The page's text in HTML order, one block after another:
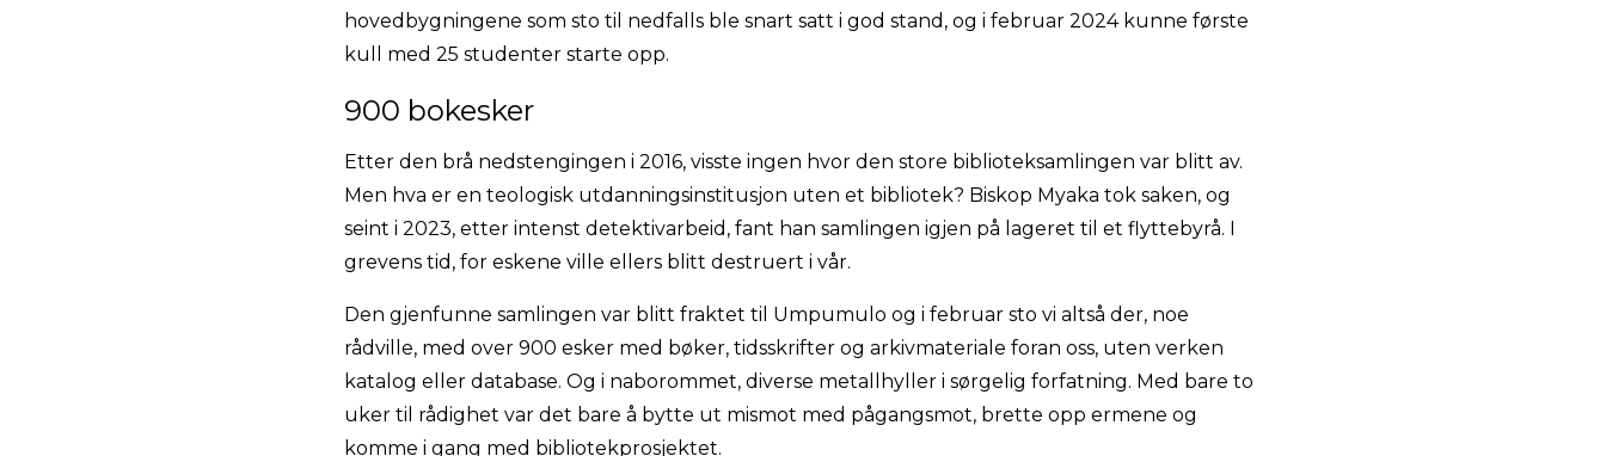
hovedbygningene som sto til nedfalls ble snart satt i god stand, og i februar 2024 kunne første
kull med 25 studenter starte opp.
900 bokesker
Etter den brå nedstengingen i 2016, visste ingen hvor den store biblioteksamlingen var blitt av.
Men hva er en teologisk utdanningsinstitusjon uten et bibliotek? Biskop Myaka tok saken, og
seint i 2023, etter intenst detektivarbeid, fant han samlingen igjen på lageret til et flyttebyrå. I
grevens tid, for eskene ville ellers blitt destruert i vår.
Den gjenfunne samlingen var blitt fraktet til Umpumulo og i februar sto vi altså der, noe
rådville, med over 900 esker med bøker, tidsskrifter og arkivmateriale foran oss, uten verken
katalog eller database. Og i naborommet, diverse metallhyller i sørgelig forfatning. Med bare to
uker til rådighet var det bare å bytte ut mismot med pågangsmot, brette opp ermene og
komme i gang med bibliotekprosjektet.